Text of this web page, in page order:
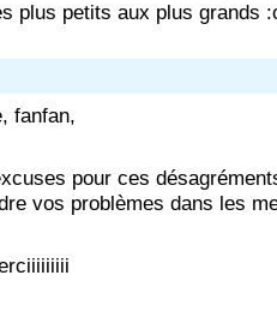
plus petits aux plus grands
fanfan,
pour ces
vos problèmes dans les